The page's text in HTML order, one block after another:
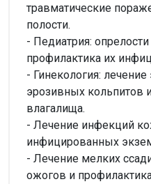
травматические
полости.
- Педиатрия:
профилактика их
- Гинекология:
эрозивных кольпитов
влагалища.
- Лечение инфекций
инфицированных
- Лечение мелких
ожогов и